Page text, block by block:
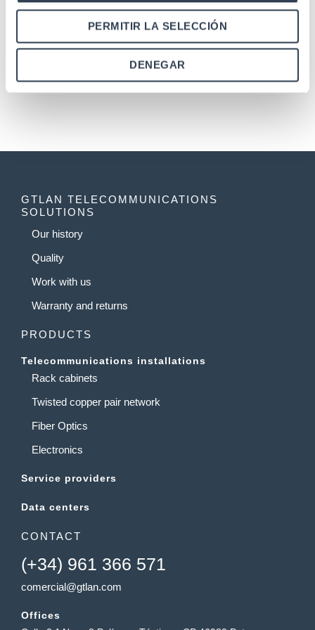
PERMITIR LA SELECCIÓN
DENEGAR
… 11
GTLAN TELECOMMUNICATIONS
SOLUTIONS
Our history
Quality
Work with us
Warranty and returns
PRODUCTS
Telecommunications installations
Rack cabinets
Twisted copper pair network
Fiber Optics
Electronics
Service providers
Data centers
CONTACT
(+34) 961 366 571
comercial@gtlan.com
Offices